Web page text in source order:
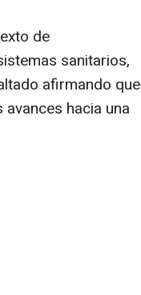
de
sanitarios,
afirmando que
hacia una